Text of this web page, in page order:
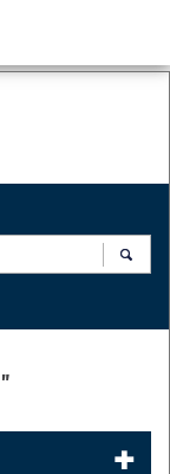
"